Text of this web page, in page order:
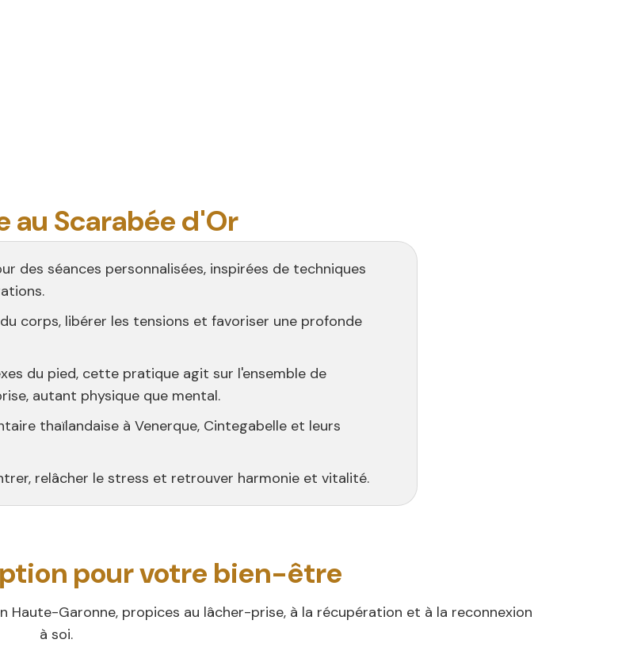
au Scarabée d'Or
des séances personnalisées, inspirées de techniques
corps, libérer les tensions et favoriser une profonde
du pied, cette pratique agit sur l'ensemble de
autant physique que mental.
thaïlandaise à Venerque, Cintegabelle et leurs
relâcher le stress et retrouver harmonie et vitalité.
pour votre bien-être
Haute-Garonne, propices au lâcher-prise, à la récupération et à la reconnexion
à soi.